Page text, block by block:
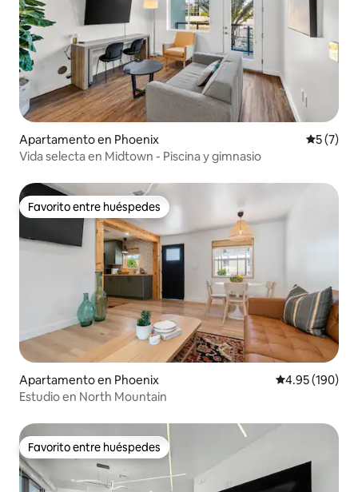
Apartamento en Phoenix
5 (7)
Vida selecta en Midtown - Piscina y gimnasio
Favorito entre huéspedes
Favorito entre huéspedes
Apartamento en Phoenix Calificación
4.95 (190)
Estudio en North Mountain
Favorito entre huéspedes
Favorito entre huéspedes